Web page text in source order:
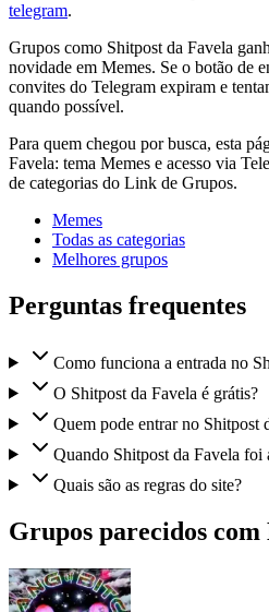
telegram.
Grupos como Shitpost da Favela
novidade em Memes. Se o botão de
convites do Telegram expiram e
quando possível.
Para quem chegou por busca, esta
Favela: tema Memes e acesso via
de categorias do Link de Grupos.
Memes
Todas as categorias
Melhores grupos
Perguntas frequentes
Como funciona a entrada no
O Shitpost da Favela é grátis?
Quem pode entrar no Shitpost
Quando Shitpost da Favela foi
Quais são as regras do site?
Grupos parecidos com